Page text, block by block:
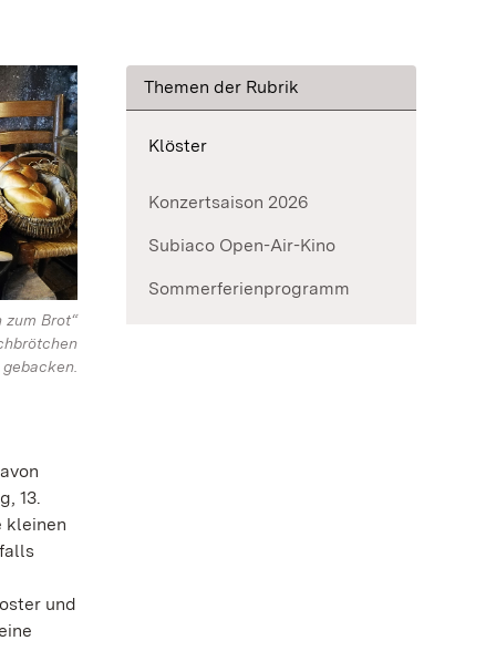
zum Brot“
gebacken.
13.
kleinen
und
Themen der Rubrik
Klöster
Konzertsaison 2026
Subiaco Open-Air-Kino
Sommerferienprogramm